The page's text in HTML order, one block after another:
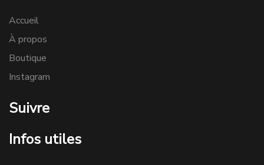
Accueil
À propos
Boutique
Instagram
Suivre
Infos utiles